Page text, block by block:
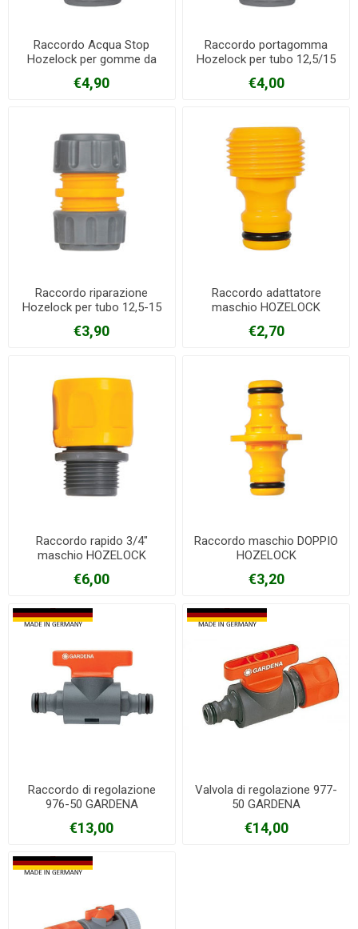
Raccordo Acqua Stop
Hozelock per gomme da
€4,90
Raccordo portagomma
Hozelock per tubo 12,5/15
€4,00
Raccordo riparazione
Hozelock per tubo 12,5-15
€3,90
Raccordo adattatore
maschio HOZELOCK
€2,70
Raccordo rapido 3/4"
maschio HOZELOCK
€6,00
Raccordo maschio DOPPIO
HOZELOCK
€3,20
Raccordo di regolazione
976-50 GARDENA
€13,00
Valvola di regolazione 977-
50 GARDENA
€14,00